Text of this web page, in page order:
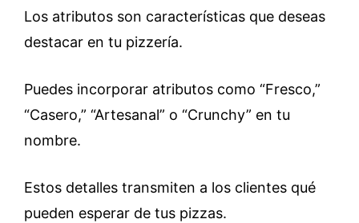
Los atributos son características que deseas
destacar en tu pizzería.
Puedes incorporar atributos como “Fresco,”
“Casero,” “Artesanal” o “Crunchy” en tu
nombre.
Estos detalles transmiten a los clientes qué
pueden esperar de tus pizzas.